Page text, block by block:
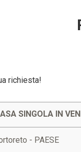
richiesta!
SINGOLA IN
- PAESE